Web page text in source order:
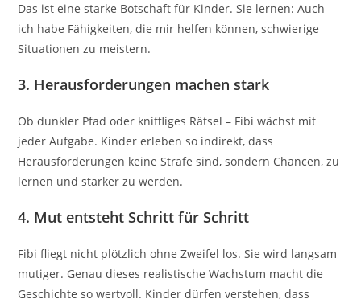
Das ist eine starke Botschaft für Kinder. Sie lernen: Auch
ich habe Fähigkeiten, die mir helfen können, schwierige
Situationen zu meistern.
3. Herausforderungen machen stark
Ob dunkler Pfad oder kniffliges Rätsel – Fibi wächst mit
jeder Aufgabe. Kinder erleben so indirekt, dass
Herausforderungen keine Strafe sind, sondern Chancen, zu
lernen und stärker zu werden.
4. Mut entsteht Schritt für Schritt
Fibi fliegt nicht plötzlich ohne Zweifel los. Sie wird langsam
mutiger. Genau dieses realistische Wachstum macht die
Geschichte so wertvoll. Kinder dürfen verstehen, dass